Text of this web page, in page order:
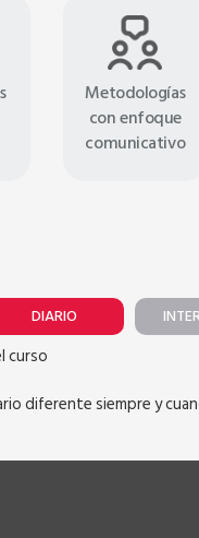
Metodologías
con enfoque
comunicativo
DIARIO
curso
diferente siempre y